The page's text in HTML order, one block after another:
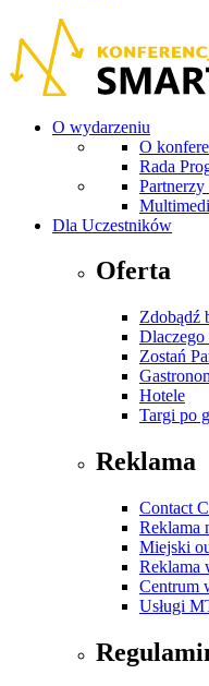
O wydarzeniu
O
Rada
Dla Uczestników
Oferta
Zdobądź
Dlaczego
Zostań
Hotele
Targi po
Reklama
Contact
Reklama
Miejski
Reklama
Centrum
Usługi